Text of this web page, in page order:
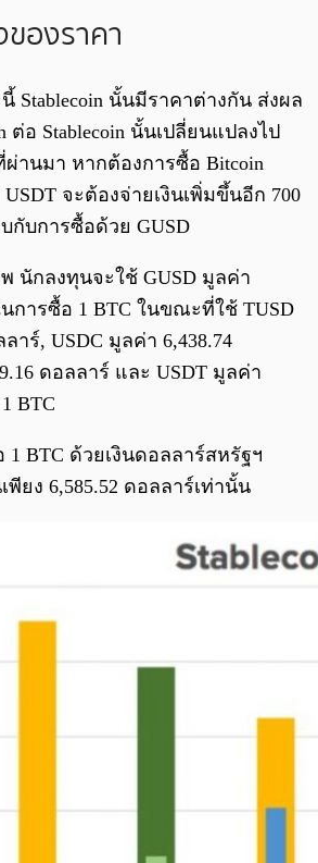
องราคา
Stablecoin นั้นมีราคาต่างกัน ส่งผล
ต่อ Stablecoin นั้นเปลี่ยนแปลงไป
านมา หากต้องการซื้อ Bitcoin
จะต้องจ่ายเงินเพิ่มขึ้นอีก 700
กับการซื้อด้วย GUSD
นักลงทุนจะใช้ GUSD มูลค่า
นการซื้อ 1 BTC ในขณะที่ใช้ TUSD
าร์, USDC มูลค่า 6,438.74
ดอลลาร์ และ USDT มูลค่า
BTC
BTC ด้วยเงินดอลลาร์สหรัฐฯ
พียง 6,585.52 ดอลลาร์เท่านั้น